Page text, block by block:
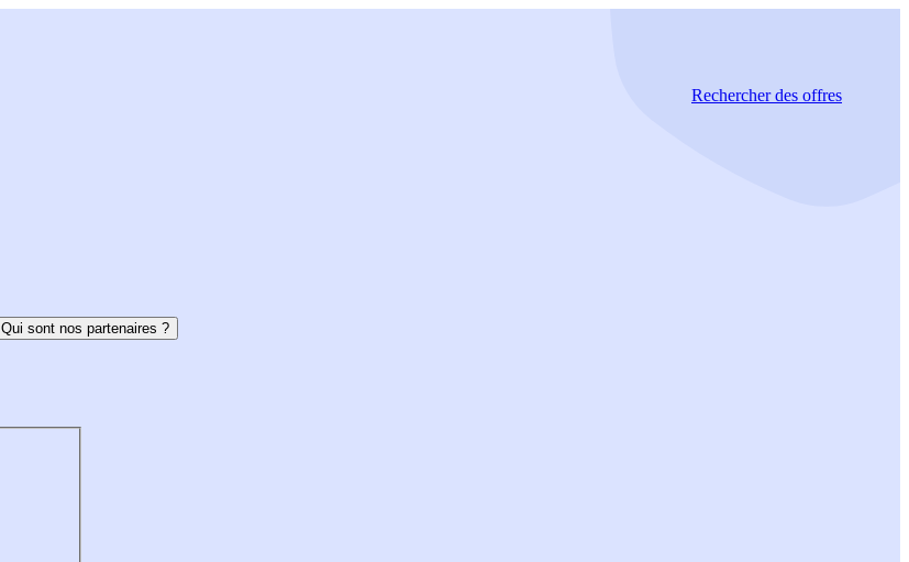
Rechercherdes offres
Qui sont nos partenaires ?